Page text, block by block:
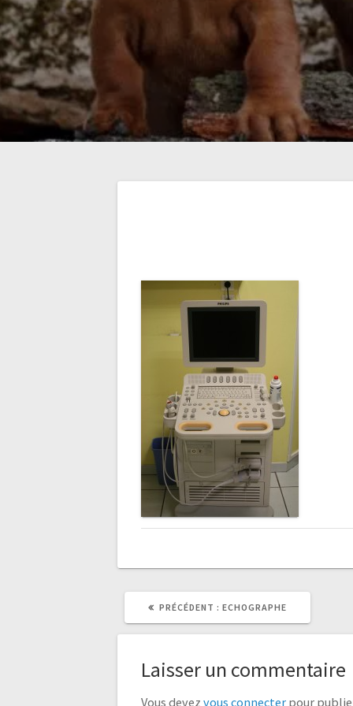
l’article
PRÉCÉDENT : ARTICLE
ECHOGRAPHE
Laisser un commentaire
Vous devezvous connecter pour